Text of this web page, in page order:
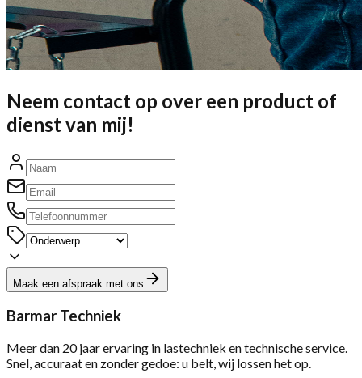
Neem contact op over een product of
dienst van mij!
Maak een afspraak met ons
Barmar Techniek
Meer dan 20 jaar ervaring in lastechniek en technische service.
Snel, accuraat en zonder gedoe: u belt, wij lossen het op.